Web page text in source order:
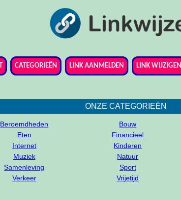
CATEGORIEËN LINK AANMELDEN LINK WIJZIGEN
ONZE CATEGORIEËN
Beroemdheden Bouw
Eten Financieel
Internet Kinderen
Muziek Natuur
Samenleving Sport
Verkeer Vrijetijd